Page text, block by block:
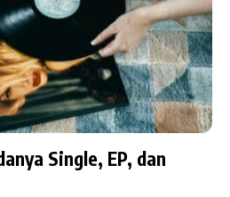
Single, EP, dan